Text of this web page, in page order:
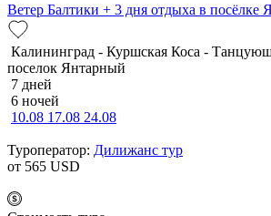
Ветер Балтики + 3 дня отдыха в посёлке
Калининград - Куршская Коса -
поселок Янтарный
7 дней
6 ночей
10.08 17.08 24.08
Туроператор: Дилижанс тур
от 565 USD